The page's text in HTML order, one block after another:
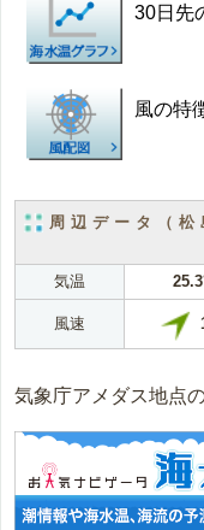
30日先
風の特
周辺データ（松
気温
風速
気象庁アメダス地点